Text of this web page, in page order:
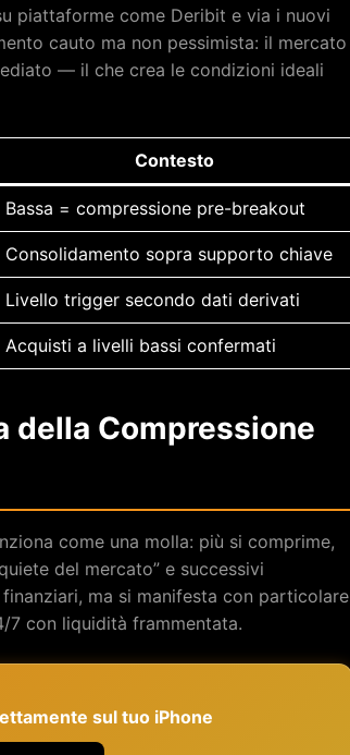
piattaforme come Deribit e via i nuovi
cauto ma non pessimista: il mercato
— il che crea le condizioni ideali
Contesto
Bassa = compressione pre-breakout
Consolidamento sopra supporto chiave
Livello trigger secondo dati derivati
Acquisti a livelli bassi confermati
della Compressione
come una molla: più si comprime,
del mercato” e successivi
ma si manifesta con particolare
7 con liquidità frammentata.
sul tuo iPhone